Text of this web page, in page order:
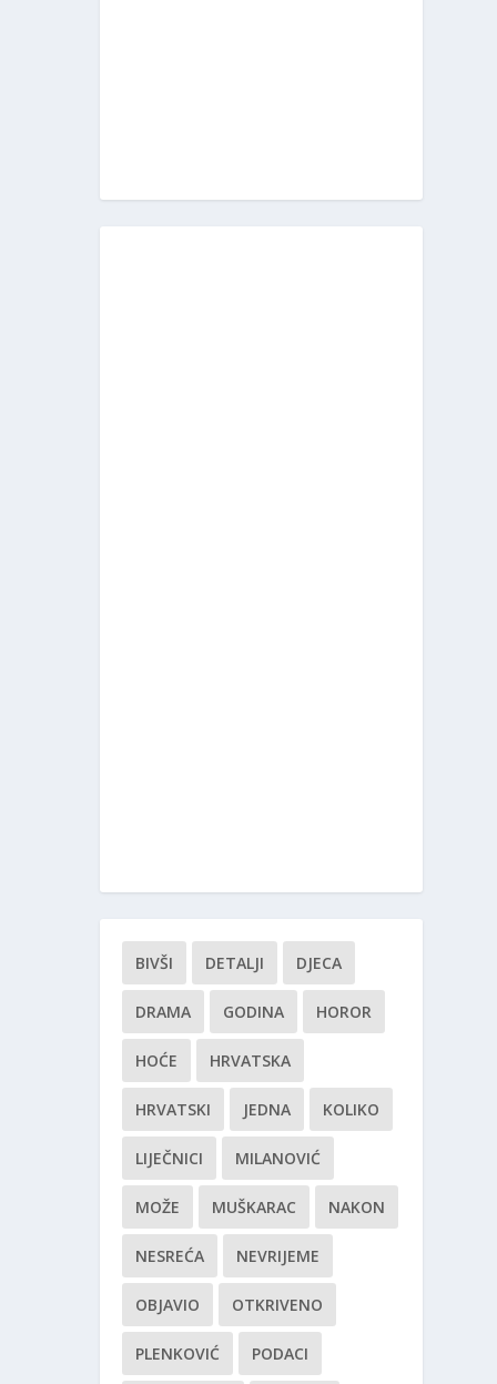
BIVŠI DETALJI DJECA
DRAMA GODINA HOROR
HOĆE HRVATSKA
HRVATSKI JEDNA KOLIKO
LIJEČNICI MILANOVIĆ
MOŽE MUŠKARAC NAKON
NESREĆA NEVRIJEME
OBJAVIO OTKRIVENO
PLENKOVIĆ PODACI